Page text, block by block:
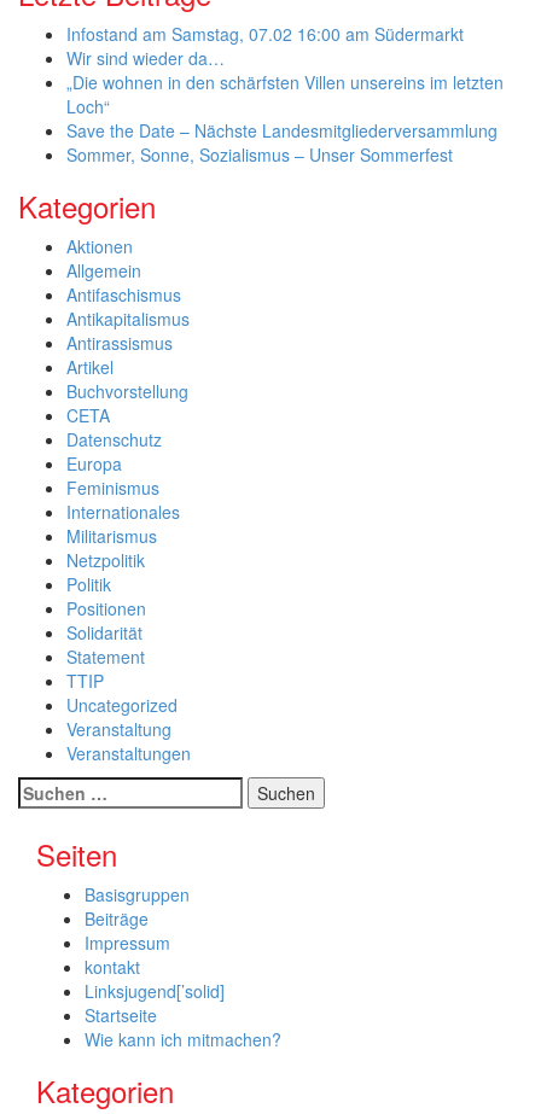
Infostand am Samstag, 07.02 16:00 am Südermarkt
Wir sind wieder da…
„Die wohnen in den schärfsten Villen unsereins im letzten
Loch“
Save the Date – Nächste Landesmitgliederversammlung
Sommer, Sonne, Sozialismus – Unser Sommerfest
Kategorien
Aktionen
Allgemein
Antifaschismus
Antikapitalismus
Antirassismus
Artikel
Buchvorstellung
CETA
Datenschutz
Europa
Feminismus
Internationales
Militarismus
Netzpolitik
Politik
Positionen
Solidarität
Statement
TTIP
Uncategorized
Veranstaltung
Veranstaltungen
Suche
nach:
Seiten
Basisgruppen
Beiträge
Impressum
kontakt
Linksjugend[’solid]
Startseite
Wie kann ich mitmachen?
Kategorien